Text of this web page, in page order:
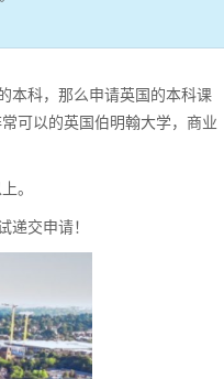
本科，那么申请英国的本科课
可以的英国伯明翰大学，商业
。
递交申请！